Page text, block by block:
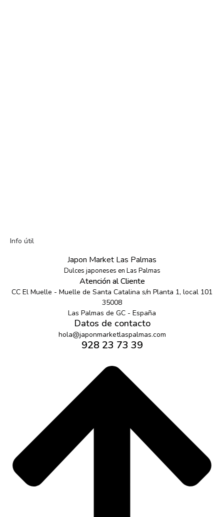
Info útil
Japon Market Las Palmas
Dulces japoneses en Las Palmas
Atención al Cliente
CC El Muelle - Muelle de Santa Catalina s/n Planta 1, local 101
35008
Las Palmas de GC - España
Datos de contacto
hola@japonmarketlaspalmas.com
928 23 73 39